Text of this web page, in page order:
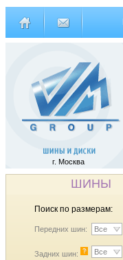
г. Москва
ШИНЫ
Поиск по размерам:
Передних шин: Все
Задних шин: ? Все